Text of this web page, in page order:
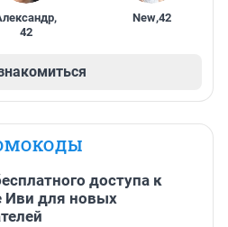
,
42
New,42
доступа к
Иви для новых